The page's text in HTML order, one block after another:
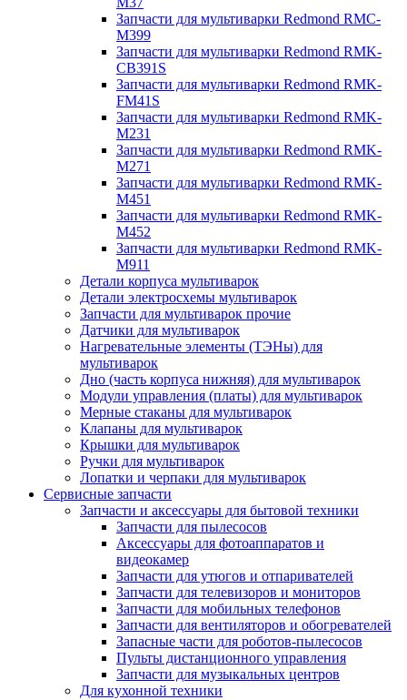
Запчасти для мультиварки Redmond RMC-
M399
Запчасти для мультиварки Redmond RMK-
CB391S
Запчасти для мультиварки Redmond RMK-
FM41S
Запчасти для мультиварки Redmond RMK-
M231
Запчасти для мультиварки Redmond RMK-
M271
Запчасти для мультиварки Redmond RMK-
M451
Запчасти для мультиварки Redmond RMK-
M452
Запчасти для мультиварки Redmond RMK-
M911
Детали корпуса мультиварок
Детали электросхемы мультиварок
Запчасти для мультиварок прочие
Датчики для мультиварок
Нагревательные элементы (ТЭНы) для
мультиварок
Дно (часть корпуса нижняя) для мультиварок
Модули управления (платы) для мультиварок
Мерные стаканы для мультиварок
Клапаны для мультиварок
Крышки для мультиварок
Ручки для мультиварок
Лопатки и черпаки для мультиварок
Сервисные запчасти
Запчасти и аксессуары для бытовой техники
Запчасти для пылесосов
Аксессуары для фотоаппаратов и
видеокамер
Запчасти для утюгов и отпаривателей
Запчасти для телевизоров и мониторов
Запчасти для мобильных телефонов
Запчасти для вентиляторов и обогревателей
Запасные части для роботов-пылесосов
Пульты дистанционного управления
Запчасти для музыкальных центров
Для кухонной техники